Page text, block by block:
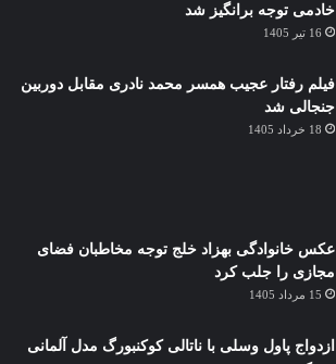
خادمی توجه برانگیز شد
16 تیر 1405
فیلم رفتار عجیب همسر محمد نادری مقابل دوربین
جنجالی شد
18 خرداد 1405
عکس خانوادگی بهزاد خلج توجه مخاطبان فضای
مجازی را جلب کرد
15 مرداد 1405
ازدواج پاول وسلی با ناتالی کوکنبورگ مدل آلمانی